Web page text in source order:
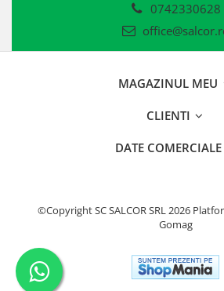
0742330628
MAGAZINUL MEU
CLIENTI
DATE COMERCIALE
©Copyright SC SALCOR SRL 2026
Gomag